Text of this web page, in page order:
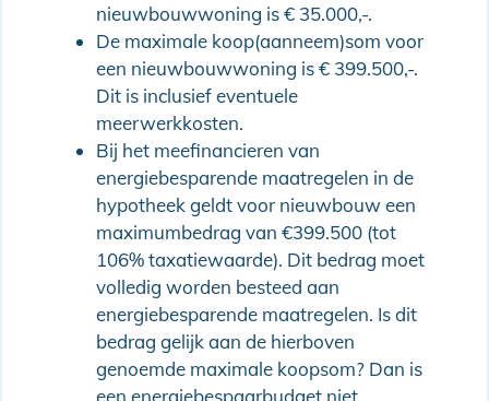
nieuwbouwwoning is € 35.000,-.
De maximale koop(aanneem)som voor
een nieuwbouwwoning is € 399.500,-.
Dit is inclusief eventuele
meerwerkkosten.
Bij het meefinancieren van
energiebesparende maatregelen in de
hypotheek geldt voor nieuwbouw een
maximumbedrag van €399.500 (tot
106% taxatiewaarde). Dit bedrag moet
volledig worden besteed aan
energiebesparende maatregelen. Is dit
bedrag gelijk aan de hierboven
genoemde maximale koopsom? Dan is
een energiebespaarbudget niet